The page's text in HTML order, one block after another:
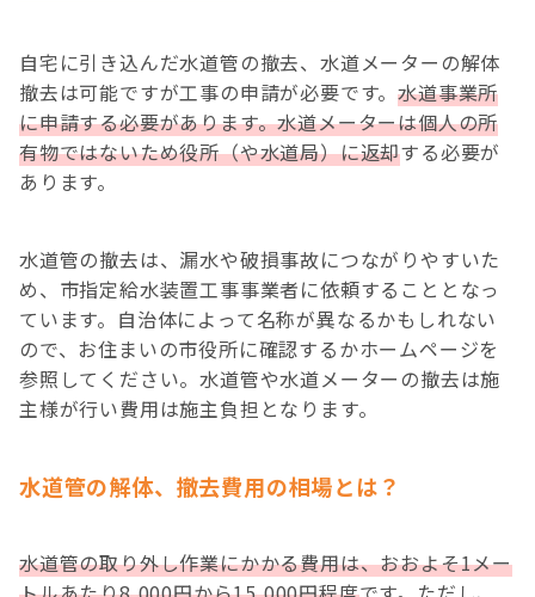
自宅に引き込んだ水道管の撤去、水道メーターの解体
撤去は可能ですが工事の申請が必要です。水道事業所
に申請する必要があります。水道メーターは個人の所
有物ではないため役所（や水道局）に返却する必要が
あります。
水道管の撤去は、漏水や破損事故につながりやすいた
め、市指定給水装置工事事業者に依頼することとなっ
ています。自治体によって名称が異なるかもしれない
ので、お住まいの市役所に確認するかホームページを
参照してください。水道管や水道メーターの撤去は施
主様が行い費用は施主負担となります。
水道管の解体、撤去費用の相場とは？
水道管の取り外し作業にかかる費用は、おおよそ1メー